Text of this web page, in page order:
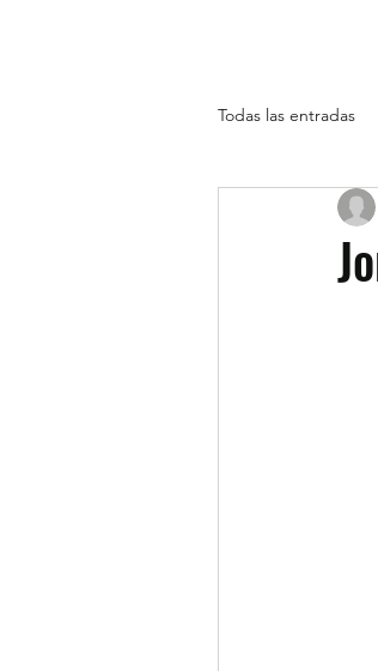
Todas las entradas